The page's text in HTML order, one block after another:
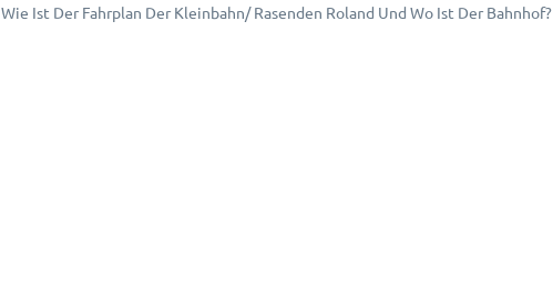
Wie Ist Der Fahrplan Der Kleinbahn/ Rasenden Roland Und Wo Ist Der Bahnhof?